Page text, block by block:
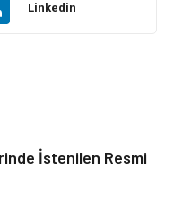
Linkedin
İstenilen Resmi